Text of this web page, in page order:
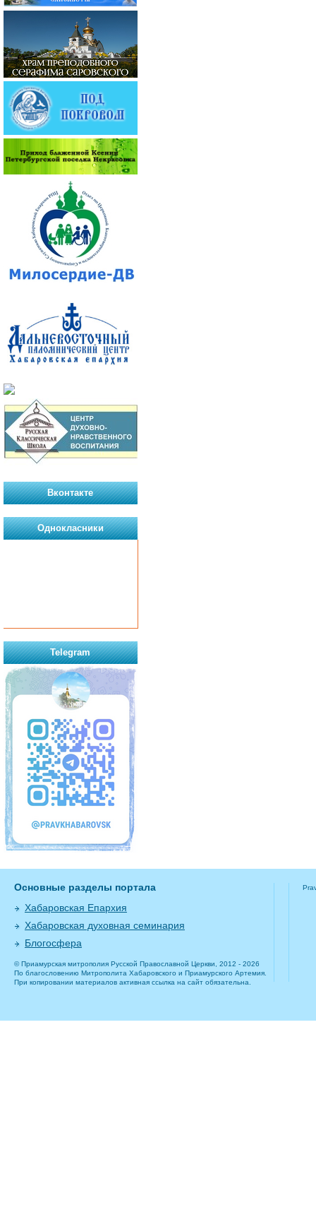
Вконтакте
Однокласники
Telegram
Основные разделы портала
Хабаровская Епархия
Хабаровская духовная семинария
Блогосфера
© Приамурская митрополия Русской Православной Церкви, 2012 - 2026
По благословению Митрополита Хабаровского и Приамурского Артемия.
При копировании материалов активная ссылка на сайт обязательна.